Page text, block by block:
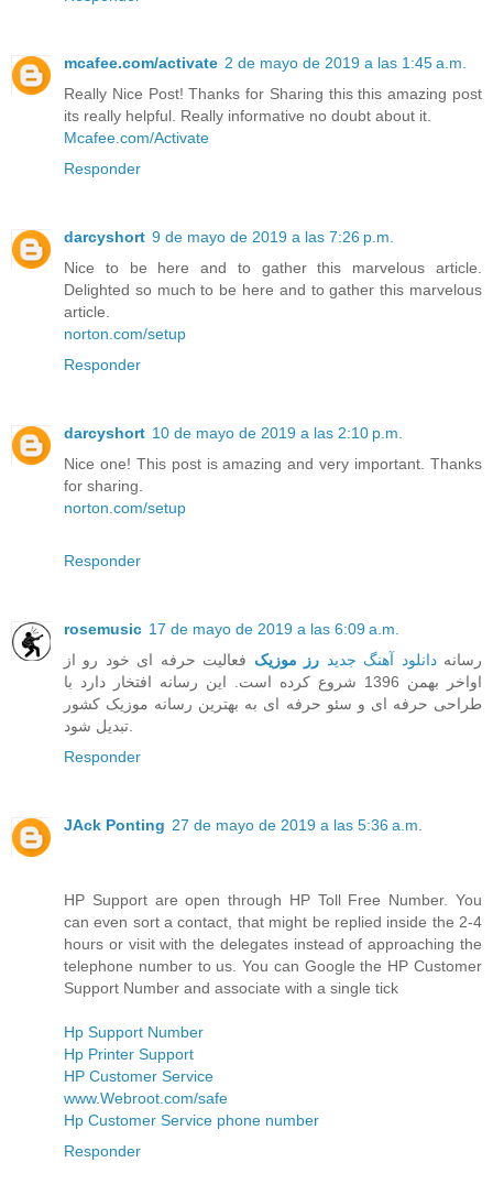
mcafee.com/activate 2 de mayo de 2019 a las 1:45 a.m.
Really Nice Post! Thanks for Sharing this this amazing post
its really helpful. Really informative no doubt about it.
Mcafee.com/Activate
Responder
darcyshort 9 de mayo de 2019 a las 7:26 p.m.
Nice to be here and to gather this marvelous article.
Delighted so much to be here and to gather this marvelous
article.
norton.com/setup
Responder
darcyshort 10 de mayo de 2019 a las 2:10 p.m.
Nice one! This post is amazing and very important. Thanks
for sharing.
norton.com/setup
Responder
rosemusic 17 de mayo de 2019 a las 6:09 a.m.
رسانهدانلود آهنگ جدید رز موزیک فعالیت حرفه ای خود رو از
اواخر بهمن 1396 شروع کرده است. این رسانه افتخار دارد با
طراحی حرفه ای و سئو حرفه ای به بهترین رسانه موزیک کشور
تبدیل شود.
Responder
JAck Ponting 27 de mayo de 2019 a las 5:36 a.m.
HP Support are open through HP Toll Free Number. You
can even sort a contact, that might be replied inside the 2-4
hours or visit with the delegates instead of approaching the
telephone number to us. You can Google the HP Customer
Support Number and associate with a single tick
Hp Support Number
Hp Printer Support
HP Customer Service
www.Webroot.com/safe
Hp Customer Service phone number
Responder